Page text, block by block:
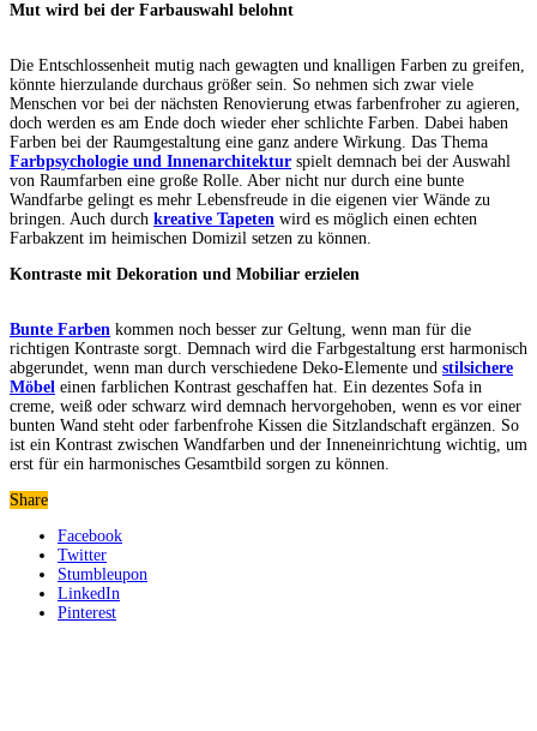
Mut wird bei der Farbauswahl belohnt
Die Entschlossenheit mutig nach gewagten und knalligen Farben zu greifen,
könnte hierzulande durchaus größer sein. So nehmen sich zwar viele
Menschen vor bei der nächsten Renovierung etwas farbenfroher zu agieren,
doch werden es am Ende doch wieder eher schlichte Farben. Dabei haben
Farben bei der Raumgestaltung eine ganz andere Wirkung. Das Thema
Farbpsychologie und Innenarchitektur spielt demnach bei der Auswahl
von Raumfarben eine große Rolle. Aber nicht nur durch eine bunte
Wandfarbe gelingt es mehr Lebensfreude in die eigenen vier Wände zu
bringen. Auch durch kreative Tapeten wird es möglich einen echten
Farbakzent im heimischen Domizil setzen zu können.
Kontraste mit Dekoration und Mobiliar erzielen
Bunte Farben kommen noch besser zur Geltung, wenn man für die
richtigen Kontraste sorgt. Demnach wird die Farbgestaltung erst harmonisch
abgerundet, wenn man durch verschiedene Deko-Elemente und stilsichere
Möbel einen farblichen Kontrast geschaffen hat. Ein dezentes Sofa in
creme, weiß oder schwarz wird demnach hervorgehoben, wenn es vor einer
bunten Wand steht oder farbenfrohe Kissen die Sitzlandschaft ergänzen. So
ist ein Kontrast zwischen Wandfarben und der Inneneinrichtung wichtig, um
erst für ein harmonisches Gesamtbild sorgen zu können.
Share
Facebook
Twitter
Stumbleupon
LinkedIn
Pinterest